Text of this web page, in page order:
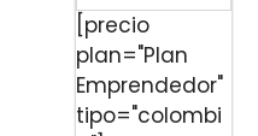
[precio
plan="Plan
Emprendedor"
tipo="colombi